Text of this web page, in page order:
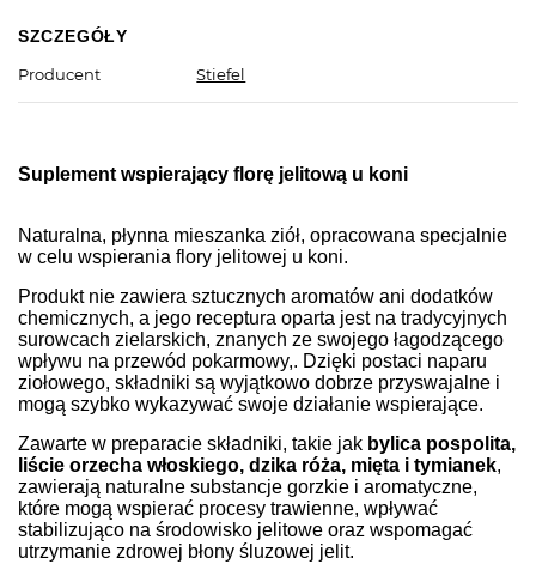
SZCZEGÓŁY
Producent
Stiefel
Suplement wspierający florę jelitową u koni
Naturalna, płynna mieszanka ziół, opracowana specjalnie
w celu wspierania flory jelitowej u koni.
Produkt nie zawiera sztucznych aromatów ani dodatków
chemicznych, a jego receptura oparta jest na tradycyjnych
surowcach zielarskich, znanych ze swojego łagodzącego
wpływu na przewód pokarmowy,. Dzięki postaci naparu
ziołowego, składniki są wyjątkowo dobrze przyswajalne i
mogą szybko wykazywać swoje działanie wspierające.
Zawarte w preparacie składniki, takie jak bylica pospolita,
liście orzecha włoskiego, dzika róża, mięta i tymianek,
zawierają naturalne substancje gorzkie i aromatyczne,
które mogą wspierać procesy trawienne, wpływać
stabilizująco na środowisko jelitowe oraz wspomagać
utrzymanie zdrowej błony śluzowej jelit.